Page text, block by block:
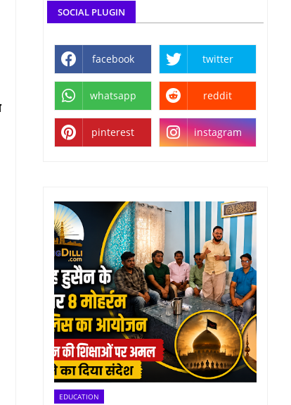
SOCIAL PLUGIN
facebook twitter
whatsapp reddit
pinterest instagram
EDUCATION